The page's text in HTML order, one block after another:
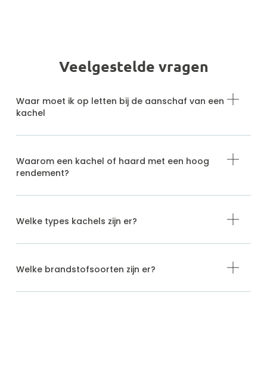
Veelgestelde vragen
Waar moet ik op letten bij de aanschaf van een
kachel
Waarom een kachel of haard met een hoog
rendement?
Welke types kachels zijn er?
Welke brandstofsoorten zijn er?